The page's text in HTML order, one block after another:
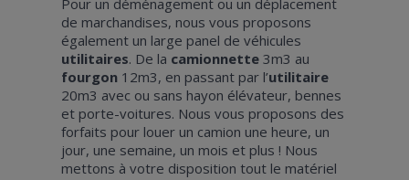
de marchandises, nous vous proposons
également un large panel de véhicules
utilitaires. De la camionnette3m3 au
fourgon12m3, en passant par l’utilitaire
20m3 avec ou sans hayon élévateur, bennes
et porte-voitures. Nous vous proposons des
forfaits pour louer un camion une heure, un
jour, une semaine, un mois et plus ! Nous
mettons à votre disposition tout le matériel